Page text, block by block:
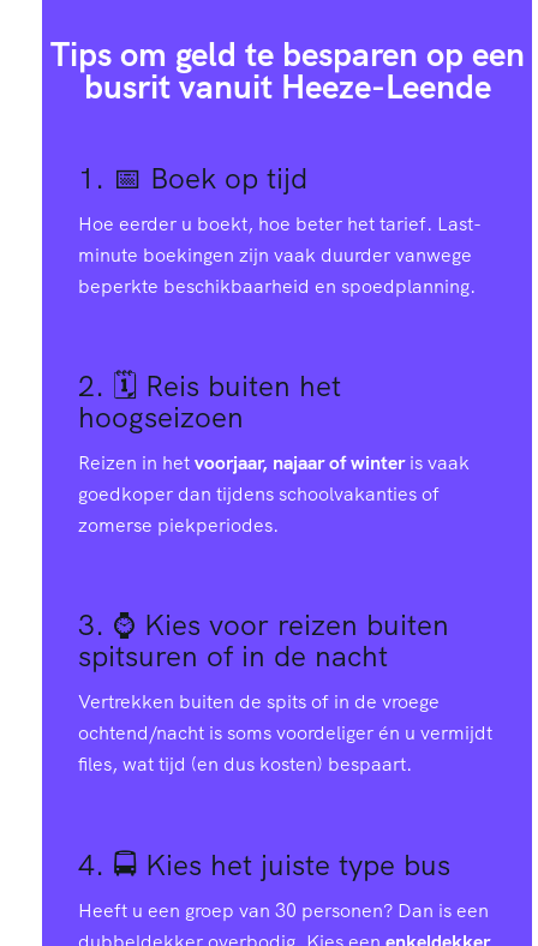
Tips om geld te besparen op een
busrit vanuit Heeze-Leende
1. 📅 Boek op tijd
Hoe eerder u boekt, hoe beter het tarief. Last-
minute boekingen zijn vaak duurder vanwege
beperkte beschikbaarheid en spoedplanning.
2. 🗓️ Reis buiten het
hoogseizoen
Reizen in hetvoorjaar, najaar of winteris vaak
goedkoper dan tijdens schoolvakanties of
zomerse piekperiodes.
3. ⌚ Kies voor reizen buiten
spitsuren of in de nacht
Vertrekken buiten de spits of in de vroege
ochtend/nacht is soms voordeliger én u vermijdt
files, wat tijd (en dus kosten) bespaart.
4. 🚍 Kies het juiste type bus
Heeft u een groep van 30 personen? Dan is een
0
7
6
5
4
2
1
0
9
8
7
6
4
3
0
8
5
9
7
4
1
8
6
3
0
4
2
0
8
3
1
7
5
3
1
9
7
0
2
5
3
9
2
4
7
0
2
6
0
3
4
2
5
9
2
6
0
6
2
8
4
0
3
9
5
1
9
0
1
2
2
3
4
5
6
7